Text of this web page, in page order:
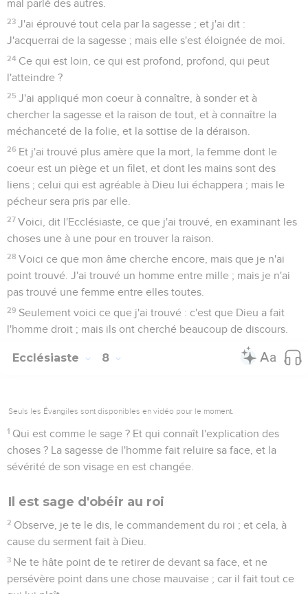
mal parlé des autres.
23 J'ai éprouvé tout cela par la sagesse ; et j'ai dit :
J'acquerrai de la sagesse ; mais elle s'est éloignée de moi.
24 Ce qui est loin, ce qui est profond, profond, qui peut
l'atteindre ?
25 J'ai appliqué mon coeur à connaître, à sonder et à
chercher la sagesse et la raison de tout, et à connaître la
méchanceté de la folie, et la sottise de la déraison.
26 Et j'ai trouvé plus amère que la mort, la femme dont le
coeur est un piège et un filet, et dont les mains sont des
liens ; celui qui est agréable à Dieu lui échappera ; mais le
pécheur sera pris par elle.
27 Voici, dit l'Ecclésiaste, ce que j'ai trouvé, en examinant les
choses une à une pour en trouver la raison.
28 Voici ce que mon âme cherche encore, mais que je n'ai
point trouvé. J'ai trouvé un homme entre mille ; mais je n'ai
pas trouvé une femme entre elles toutes.
29 Seulement voici ce que j'ai trouvé : c'est que Dieu a fait
l'homme droit ; mais ils ont cherché beaucoup de discours.
Ecclésiaste 8
Seuls les Évangiles sont disponibles en vidéo pour le moment.
1 Qui est comme le sage ? Et qui connaît l'explication des
choses ? La sagesse de l'homme fait reluire sa face, et la
sévérité de son visage en est changée.
Il est sage d'obéir au roi
2 Observe, je te le dis, le commandement du roi ; et cela, à
cause du serment fait à Dieu.
3 Ne te hâte point de te retirer de devant sa face, et ne
persévère point dans une chose mauvaise ; car il fait tout ce